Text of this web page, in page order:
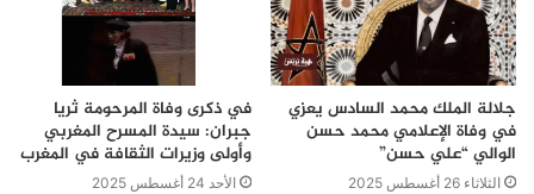
مقاطع فيديو تعليمية للطهي وخصومات على الأطباق، مما
يُظهر كيف يتم دمج البيض في الحياة اليومية الأسترالية.
أيرلندا
تركز أيرلندا على التغذية والبروتين كمواضيع رئيسية في
احتفالاتها. يتم التعاون مع الرياضيين المحليين لتقديم البيض
كغذاء مثالي للصحة العامة، مما يعكس أهمية البيض في تعزيز
جلالة الملك محمد السادس يعزي
في وفاة الإعلامي محمد حسن
الوالي “علي حسن”
الثلاثاء 26 أغسطس 2025
في ذكرى وفاة المرحومة ثريا
جبران: سيدة المسرح المغربي
وأولى وزيرات الثقافة في المغرب
الأحد 24 أغسطس 2025